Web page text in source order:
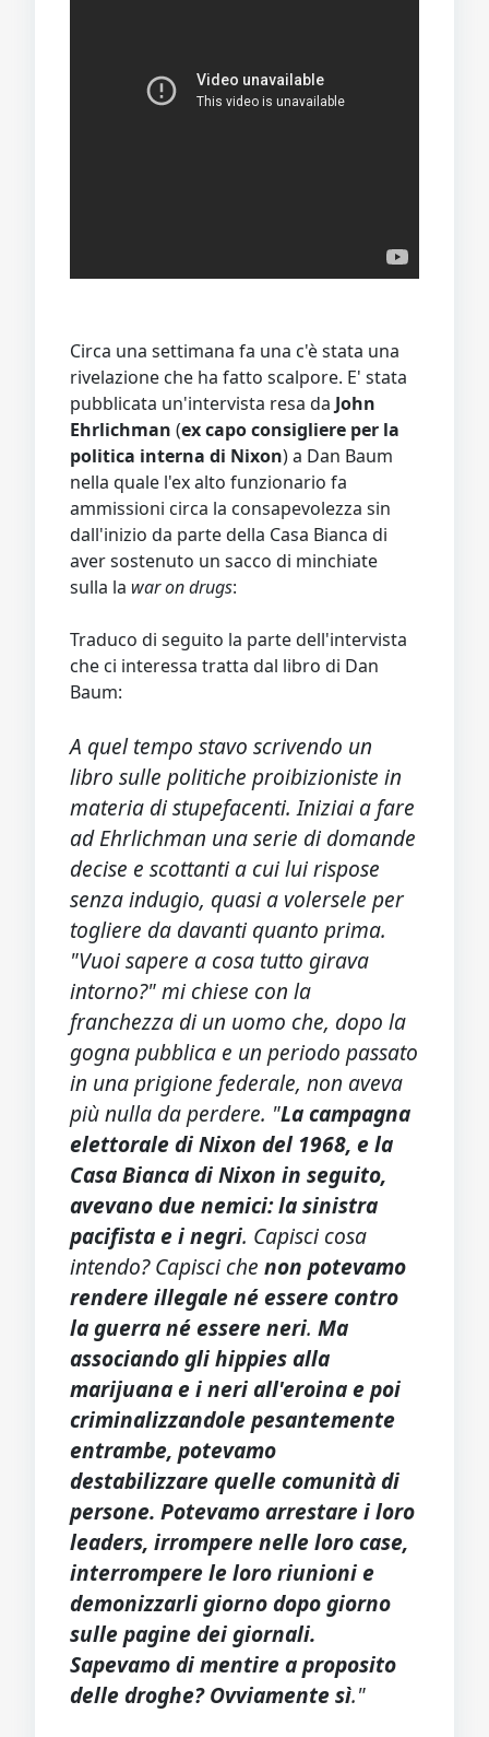
Circa una settimana fa una c'è stata una
rivelazione che ha fatto scalpore. E' stata
pubblicata un'intervista resa da John
Ehrlichman (ex capo consigliere per la
politica interna di Nixon) a Dan Baum
nella quale l'ex alto funzionario fa
ammissioni circa la consapevolezza sin
dall'inizio da parte della Casa Bianca di
aver sostenuto un sacco di minchiate
sulla la war on drugs:
Traduco di seguito la parte dell'intervista
che ci interessa tratta dal libro di Dan
Baum:
A quel tempo stavo scrivendo un
libro sulle politiche proibizioniste in
materia di stupefacenti. Iniziai a fare
ad Ehrlichman una serie di domande
decise e scottanti a cui lui rispose
senza indugio, quasi a volersele per
togliere da davanti quanto prima.
"Vuoi sapere a cosa tutto girava
intorno?" mi chiese con la
franchezza di un uomo che, dopo la
gogna pubblica e un periodo passato
in una prigione federale, non aveva
più nulla da perdere. "La campagna
elettorale di Nixon del 1968, e la
Casa Bianca di Nixon in seguito,
avevano due nemici: la sinistra
pacifista e i negri. Capisci cosa
intendo? Capisci che non potevamo
rendere illegale né essere contro
la guerra né essere neri. Ma
associando gli hippies alla
marijuana e i neri all'eroina e poi
criminalizzandole pesantemente
entrambe, potevamo
destabilizzare quelle comunità di
persone. Potevamo arrestare i loro
leaders, irrompere nelle loro case,
interrompere le loro riunioni e
demonizzarli giorno dopo giorno
sulle pagine dei giornali.
Sapevamo di mentire a proposito
delle droghe? Ovviamente sì."